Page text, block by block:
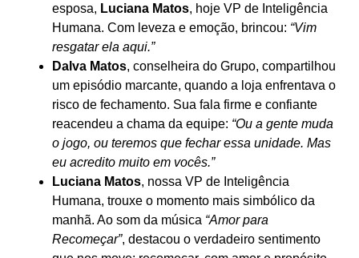
esposa, Luciana Matos, hoje VP de Inteligência
Humana. Com leveza e emoção, brincou: “Vim
resgatar ela aqui.”
Dalva Matos, conselheira do Grupo, compartilhou
um episódio marcante, quando a loja enfrentava o
risco de fechamento. Sua fala firme e confiante
reacendeu a chama da equipe: “Ou a gente muda
o jogo, ou teremos que fechar essa unidade. Mas
eu acredito muito em vocês.”
Luciana Matos, nossa VP de Inteligência
Humana, trouxe o momento mais simbólico da
manhã. Ao som da música “Amor para
Recomeçar”, destacou o verdadeiro sentimento